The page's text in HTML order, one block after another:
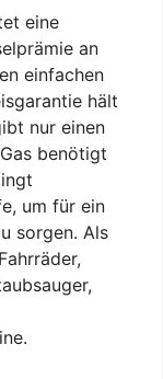
eine
an
einfachen
hält
nur einen
benötigt
um für ein
sorgen. Als